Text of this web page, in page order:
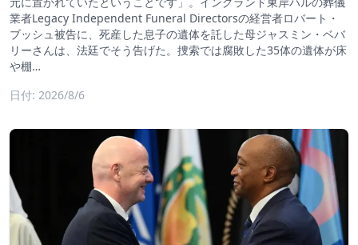
業者Legacy Independent Funeral Directorsの経営者ロバート・
ブッシュ被告に、死産した息子の遺体を託した母ジャスミン・ベバ
リーさんは、法廷でそう告げた。捜索では腐敗した35体の遺体が床
や棚…
日付: 2026/8/6